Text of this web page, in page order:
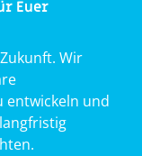
Euer
Wir
entwickeln und